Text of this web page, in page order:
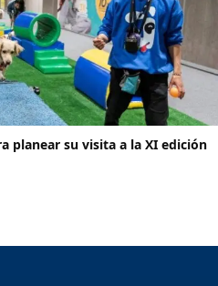
planear su visita a la XI edición